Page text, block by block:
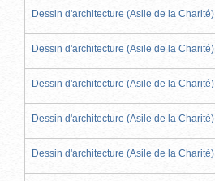
Dessin d'architecture (Asile de la Charité)
Dessin d'architecture (Asile de la Charité)
Dessin d'architecture (Asile de la Charité)
Dessin d'architecture (Asile de la Charité)
Dessin d'architecture (Asile de la Charité)